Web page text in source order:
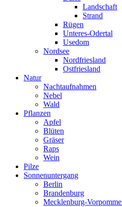
Landschaft
Strand
Rügen
Unteres-Odertal
Usedom
Nordsee
Nordfriesland
Ostfriesland
Natur
Nachtaufnahmen
Nebel
Wald
Pflanzen
Apfel
Blüten
Gräser
Raps
Wein
Pilze
Sonnenuntergang
Berlin
Brandenburg
Mecklenburg-